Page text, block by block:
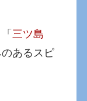
「三ツ島
あるスピ